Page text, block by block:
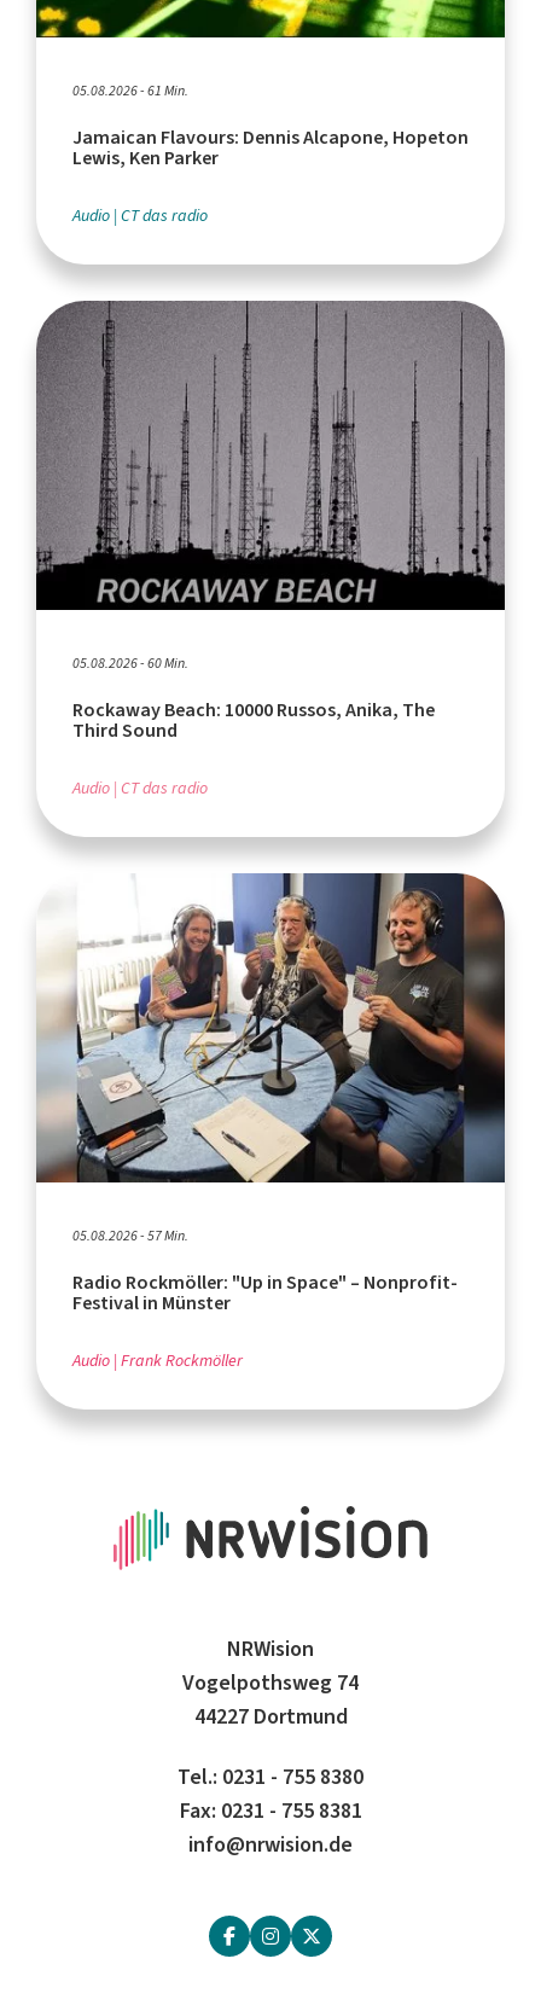
05.08.2026 - 61 Min.
Jamaican Flavours: Dennis Alcapone, Hopeton
Lewis, Ken Parker
Audio CT das radio
05.08.2026 - 60 Min.
Rockaway Beach: 10000 Russos, Anika, The
Third Sound
Audio CT das radio
05.08.2026 - 57 Min.
Radio Rockmöller: "Up in Space" – Nonprofit-
Festival in Münster
Audio Frank Rockmöller
NRWision
Vogelpothsweg 74
44227 Dortmund
Tel.: 0231 - 755 8380
Fax: 0231 - 755 8381
info@nrwision.de